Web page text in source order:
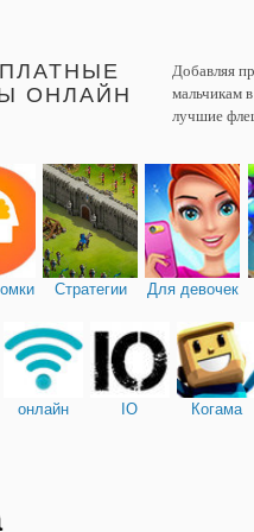
ОНЛАЙН
Добавляя
мальчикам
лучшие
Стратегии Для девочек
онлайн IO Когама